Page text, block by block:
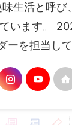
生活と呼び
います。
ーを担当して